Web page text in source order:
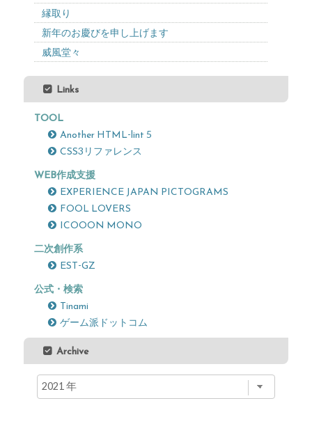
縁取り
新年のお慶びを申し上げます
威風堂々
Links
TOOL
Another HTML-lint 5
CSS3リファレンス
WEB作成支援
EXPERIENCE JAPAN PICTOGRAMS
FOOL LOVERS
ICOOON MONO
二次創作系
EST-GZ
公式・検索
Tinami
ゲーム派ドットコム
Archive